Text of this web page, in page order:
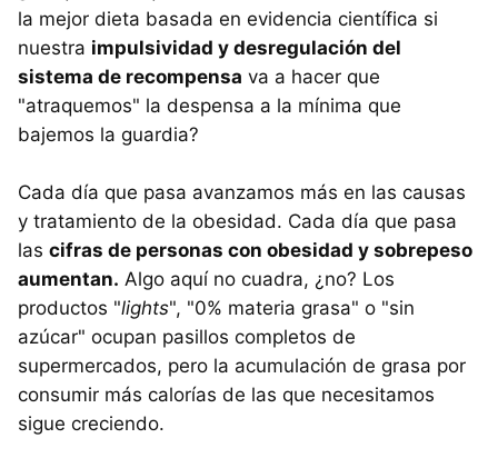
la mejor dieta basada en evidencia científica si
nuestra impulsividad y desregulación del
sistema de recompensa va a hacer que
"atraquemos" la despensa a la mínima que
bajemos la guardia?
Cada día que pasa avanzamos más en las causas
y tratamiento de la obesidad. Cada día que pasa
las cifras de personas con obesidad y sobrepeso
aumentan. Algo aquí no cuadra, ¿no? Los
productos "lights", "0% materia grasa" o "sin
azúcar" ocupan pasillos completos de
supermercados, pero la acumulación de grasa por
consumir más calorías de las que necesitamos
sigue creciendo.